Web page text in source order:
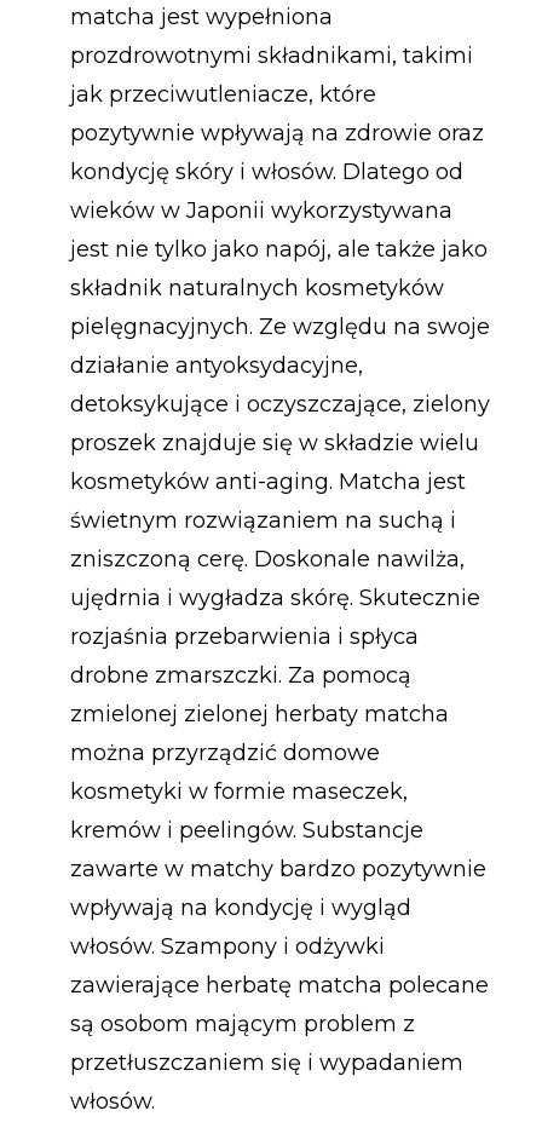
matcha jest wypełniona
prozdrowotnymi składnikami, takimi
jak przeciwutleniacze, które
pozytywnie wpływają na zdrowie oraz
kondycję skóry i włosów. Dlatego od
wieków w Japonii wykorzystywana
jest nie tylko jako napój, ale także jako
składnik naturalnych kosmetyków
pielęgnacyjnych. Ze względu na swoje
działanie antyoksydacyjne,
detoksykujące i oczyszczające, zielony
proszek znajduje się w składzie wielu
kosmetyków anti-aging. Matcha jest
świetnym rozwiązaniem na suchą i
zniszczoną cerę. Doskonale nawilża,
ujędrnia i wygładza skórę. Skutecznie
rozjaśnia przebarwienia i spłyca
drobne zmarszczki. Za pomocą
zmielonej zielonej herbaty matcha
można przyrządzić domowe
kosmetyki w formie maseczek,
kremów i peelingów. Substancje
zawarte w matchy bardzo pozytywnie
wpływają na kondycję i wygląd
włosów. Szampony i odżywki
zawierające herbatę matcha polecane
są osobom mającym problem z
przetłuszczaniem się i wypadaniem
włosów.